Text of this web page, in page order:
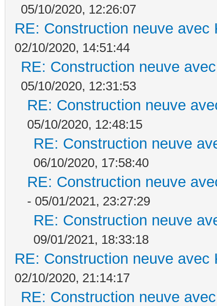
05/10/2020, 12:26:07
RE: Construction neuve avec
02/10/2020, 14:51:44
RE: Construction neuve
05/10/2020, 12:31:53
RE: Construction neuve
05/10/2020, 12:48:15
RE: Construction neuve
06/10/2020, 17:58:40
RE: Construction neuve
- 05/01/2021, 23:27:29
RE: Construction neuve
09/01/2021, 18:33:18
RE: Construction neuve avec
02/10/2020, 21:14:17
RE: Construction neuve